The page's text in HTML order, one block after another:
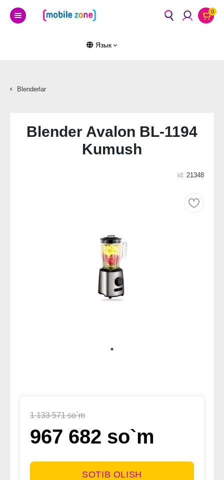
0
Язык
Blenderlar
Blender Avalon BL-1194
Kumush
id: 21348
1 133 571 so`m
967 682 so`m
SOTIB OLISH